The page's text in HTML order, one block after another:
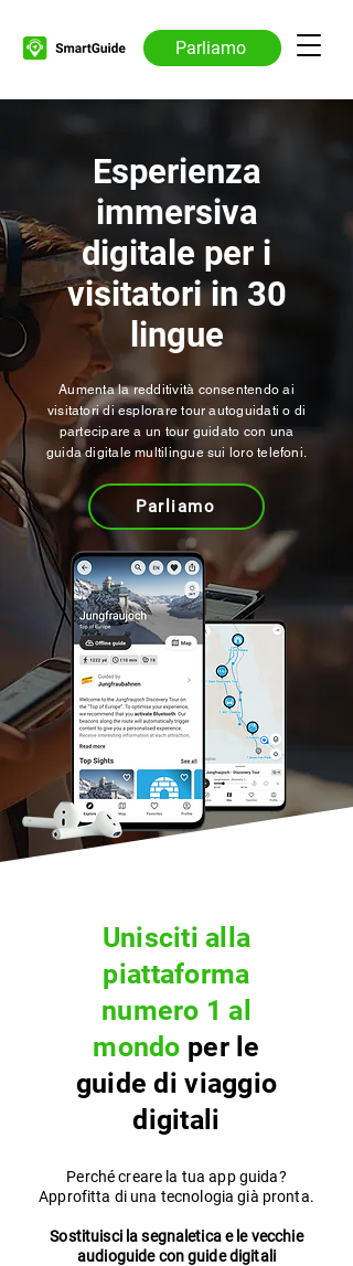
Parliamo
Esperienza
immersiva
digitale per i
visitatori in 30
lingue
Aumenta la redditività consentendo ai
visitatori di esplorare tour autoguidati o di
partecipare a un tour guidato con una
guida digitale multilingue sui loro telefoni.
Parliamo
Unisciti alla
piattaforma
numero 1 al
mondo per le
guide di viaggio
digitali
Perché creare la tua app guida?
Approfitta di una tecnologia già pronta.
Sostituisci la segnaletica e le vecchie
audioguide con guide digitali